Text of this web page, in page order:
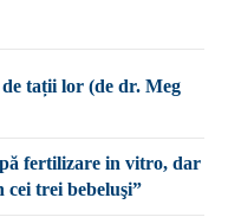
tații lor (de dr. Meg
fertilizare in vitro, dar
cei trei bebeluşi”